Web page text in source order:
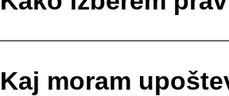
Kaj moram